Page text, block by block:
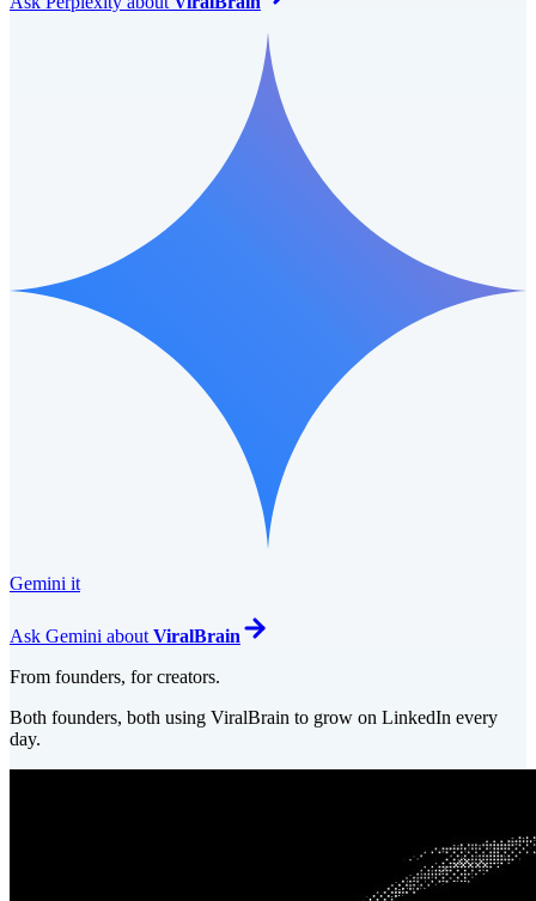
Gemini it
Ask Gemini about ViralBrain
From founders, for creators.
Both founders, both using ViralBrain to grow on LinkedIn every
day.